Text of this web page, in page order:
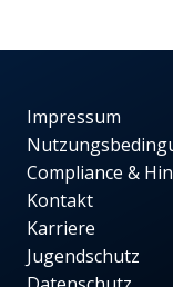
Impressum
Compliance &
Kontakt
Karriere
Jugendschutz